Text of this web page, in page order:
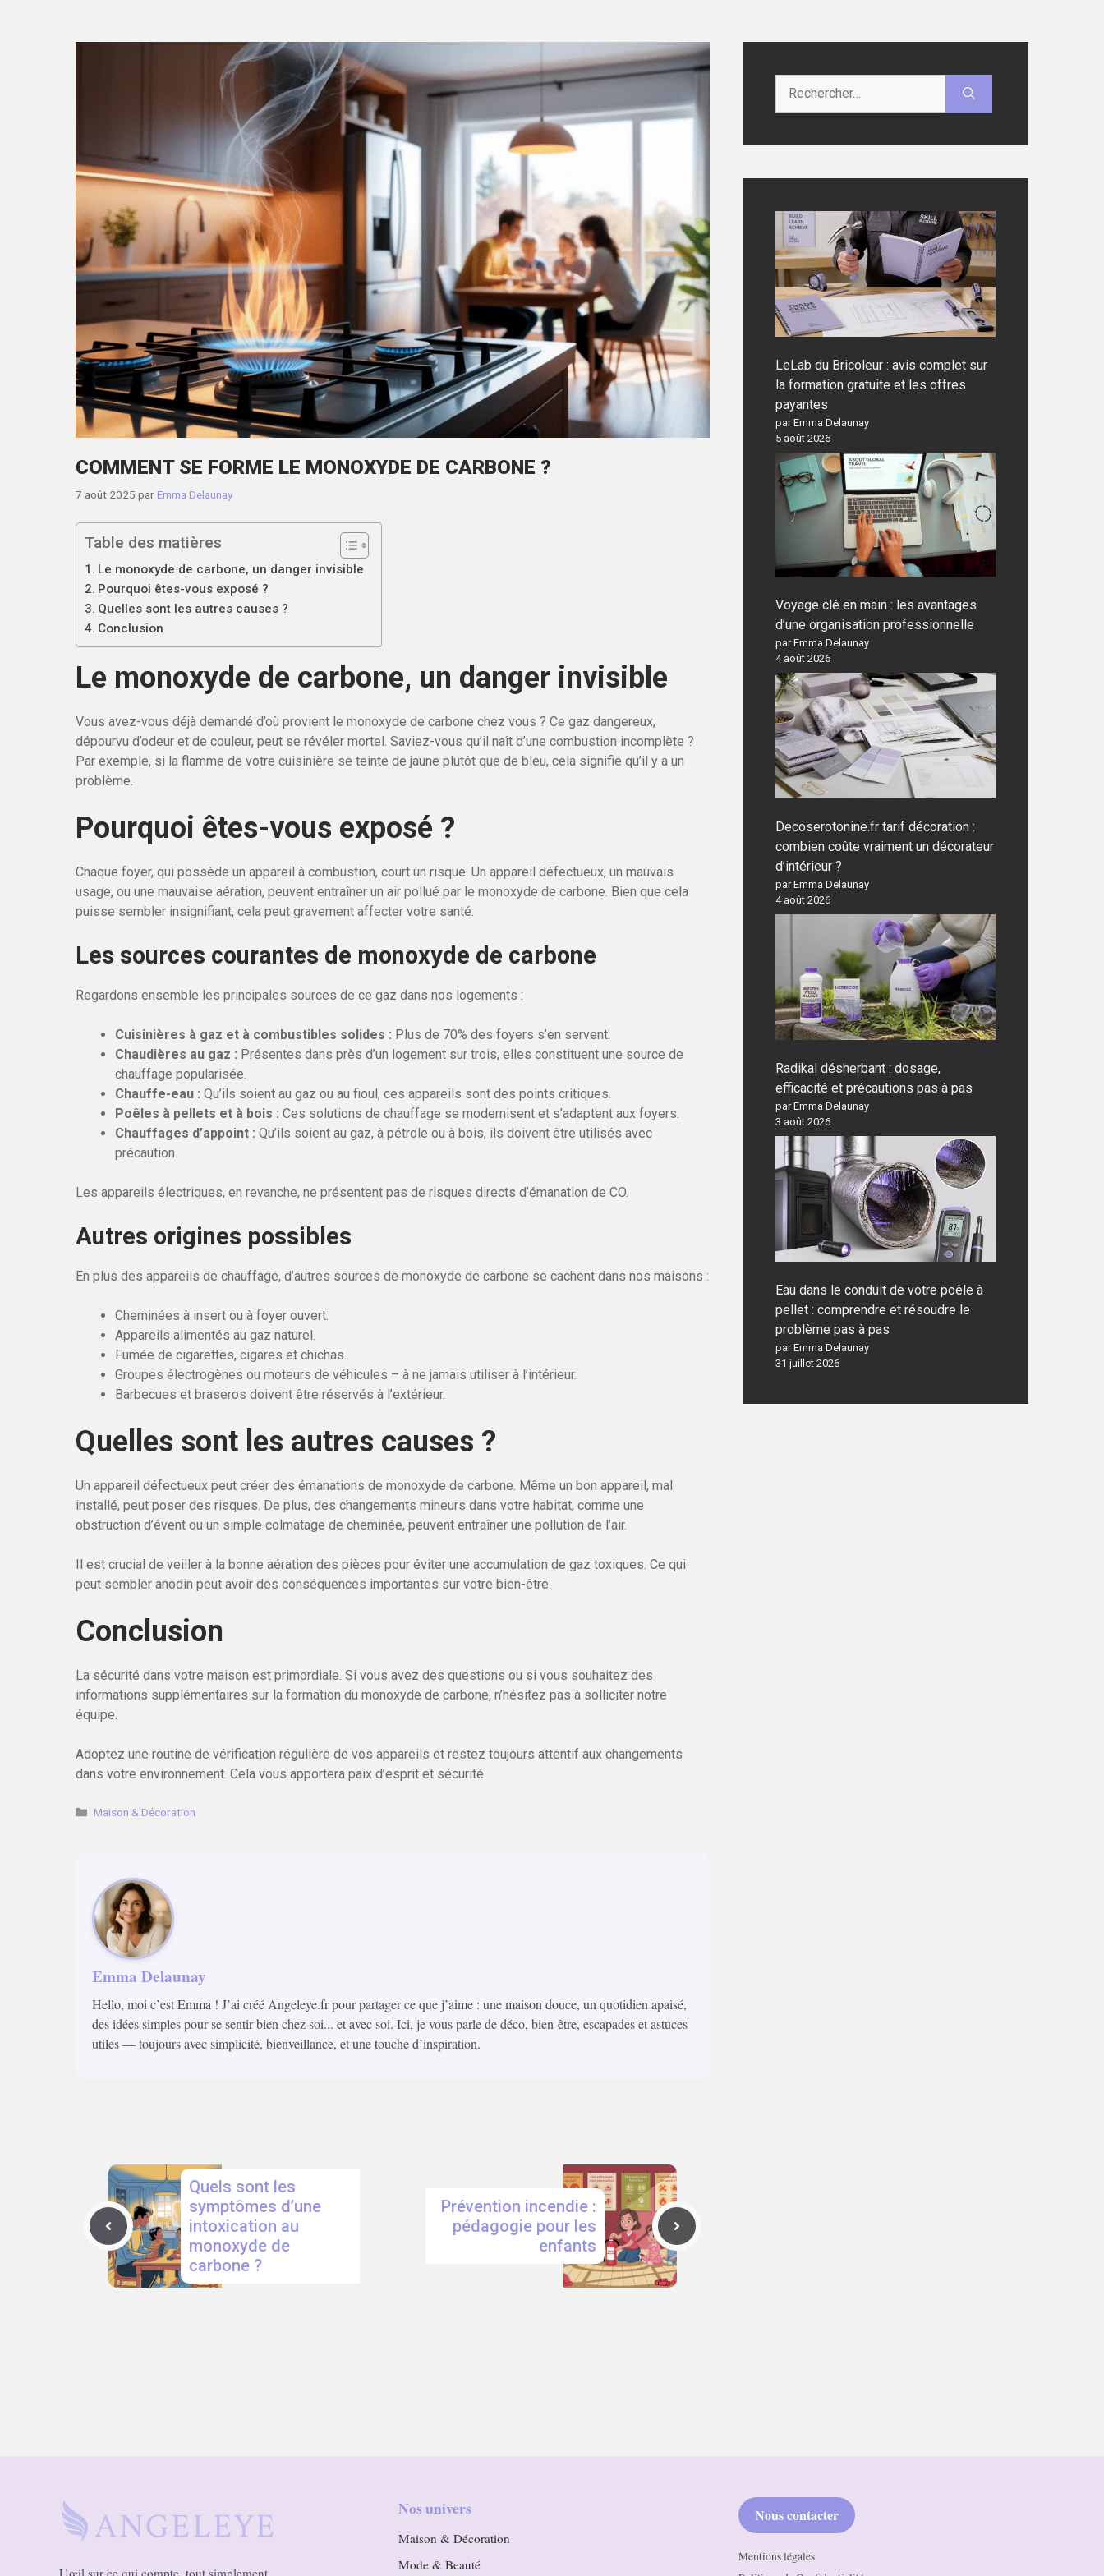
COMMENT SE FORME LE MONOXYDE DE CARBONE ?
7 août 2025 par Emma Delaunay
Table des matières
Le monoxyde de carbone, un danger invisible
Pourquoi êtes-vous exposé ?
Quelles sont les autres causes ?
Conclusion
Le monoxyde de carbone, un danger invisible
Vous avez-vous déjà demandé d’où provient le monoxyde de carbone chez vous ? Ce gaz dangereux,
dépourvu d’odeur et de couleur, peut se révéler mortel. Saviez-vous qu’il naît d’une combustion incomplète ?
Par exemple, si la flamme de votre cuisinière se teinte de jaune plutôt que de bleu, cela signifie qu’il y a un
problème.
Pourquoi êtes-vous exposé ?
Chaque foyer, qui possède un appareil à combustion, court un risque. Un appareil défectueux, un mauvais
usage, ou une mauvaise aération, peuvent entraîner un air pollué par le monoxyde de carbone. Bien que cela
puisse sembler insignifiant, cela peut gravement affecter votre santé.
Les sources courantes de monoxyde de carbone
Regardons ensemble les principales sources de ce gaz dans nos logements :
Cuisinières à gaz et à combustibles solides : Plus de 70% des foyers s’en servent.
Chaudières au gaz : Présentes dans près d’un logement sur trois, elles constituent une source de
chauffage popularisée.
Chauffe-eau : Qu’ils soient au gaz ou au fioul, ces appareils sont des points critiques.
Poêles à pellets et à bois : Ces solutions de chauffage se modernisent et s’adaptent aux foyers.
Chauffages d’appoint : Qu’ils soient au gaz, à pétrole ou à bois, ils doivent être utilisés avec
précaution.
Les appareils électriques, en revanche, ne présentent pas de risques directs d’émanation de CO.
Autres origines possibles
En plus des appareils de chauffage, d’autres sources de monoxyde de carbone se cachent dans nos maisons :
Cheminées à insert ou à foyer ouvert.
Appareils alimentés au gaz naturel.
Fumée de cigarettes, cigares et chichas.
Groupes électrogènes ou moteurs de véhicules – à ne jamais utiliser à l’intérieur.
Barbecues et braseros doivent être réservés à l’extérieur.
Quelles sont les autres causes ?
Un appareil défectueux peut créer des émanations de monoxyde de carbone. Même un bon appareil, mal
installé, peut poser des risques. De plus, des changements mineurs dans votre habitat, comme une
obstruction d’évent ou un simple colmatage de cheminée, peuvent entraîner une pollution de l’air.
Il est crucial de veiller à la bonne aération des pièces pour éviter une accumulation de gaz toxiques. Ce qui
peut sembler anodin peut avoir des conséquences importantes sur votre bien-être.
Conclusion
La sécurité dans votre maison est primordiale. Si vous avez des questions ou si vous souhaitez des
informations supplémentaires sur la formation du monoxyde de carbone, n’hésitez pas à solliciter notre
équipe.
Adoptez une routine de vérification régulière de vos appareils et restez toujours attentif aux changements
dans votre environnement. Cela vous apportera paix d’esprit et sécurité.
Catégories
Maison & Décoration
Emma Delaunay
Hello, moi c’est Emma ! J’ai créé Angeleye.fr pour partager ce que j’aime : une maison douce, un quotidien apaisé,
des idées simples pour se sentir bien chez soi... et avec soi. Ici, je vous parle de déco, bien-être, escapades et astuces
utiles — toujours avec simplicité, bienveillance, et une touche d’inspiration.
Quels sont les
symptômes d’une
intoxication au
monoxyde de
carbone ?
Prévention incendie :
pédagogie pour les
enfants
LeLab du Bricoleur : avis complet sur
la formation gratuite et les offres
payantes
par Emma Delaunay
5 août 2026
Voyage clé en main : les avantages
d’une organisation professionnelle
par Emma Delaunay
4 août 2026
Decoserotonine.fr tarif décoration :
combien coûte vraiment un décorateur
d’intérieur ?
par Emma Delaunay
4 août 2026
Radikal désherbant : dosage,
efficacité et précautions pas à pas
par Emma Delaunay
3 août 2026
Eau dans le conduit de votre poêle à
pellet : comprendre et résoudre le
problème pas à pas
par Emma Delaunay
31 juillet 2026
Nos univers
Maison & Décoration
Mode & Beauté
Nous contacter
Mentions légales